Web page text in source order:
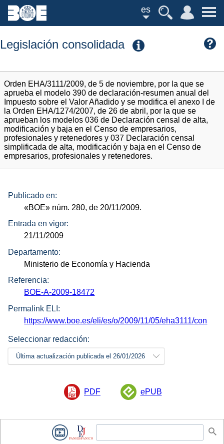
es
Legislación consolidada
Orden EHA/3111/2009, de 5 de noviembre, por la que se
aprueba el modelo 390 de declaración-resumen anual del
Impuesto sobre el Valor Añadido y se modifica el anexo I de
la Orden EHA/1274/2007, de 26 de abril, por la que se
aprueban los modelos 036 de Declaración censal de alta,
modificación y baja en el Censo de empresarios,
profesionales y retenedores y 037 Declaración censal
simplificada de alta, modificación y baja en el Censo de
empresarios, profesionales y retenedores.
Publicado en:
«BOE» núm. 280, de 20/11/2009.
Entrada en vigor:
21/11/2009
Departamento:
Ministerio de Economía y Hacienda
Referencia:
BOE-A-2009-18472
Permalink ELI:
https://www.boe.es/eli/es/o/2009/11/05/eha3111/con
Seleccionar redacción:
Última actualización publicada el 26/01/2026
PDF ePUB